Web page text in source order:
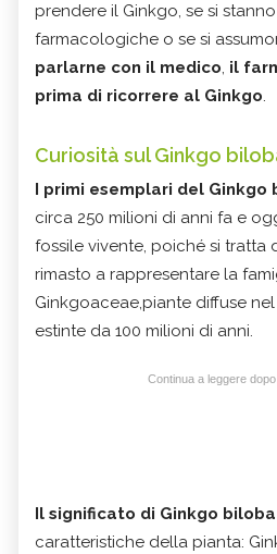
prendere il Ginkgo, se si
farmacologiche o se si
parlarne con il medico, il
prima di ricorrere al Ginkgo.
Curiosità sul Ginkgo
I primi esemplari del Ginkgo
circa 250 milioni di anni fa e
fossile vivente, poiché si tratta
rimasto a rappresentare la
Ginkgoaceae,piante diffuse
estinte da 100 milioni di anni.
Continua a leggere
Il significato di Ginkgo biloba
caratteristiche della pianta: